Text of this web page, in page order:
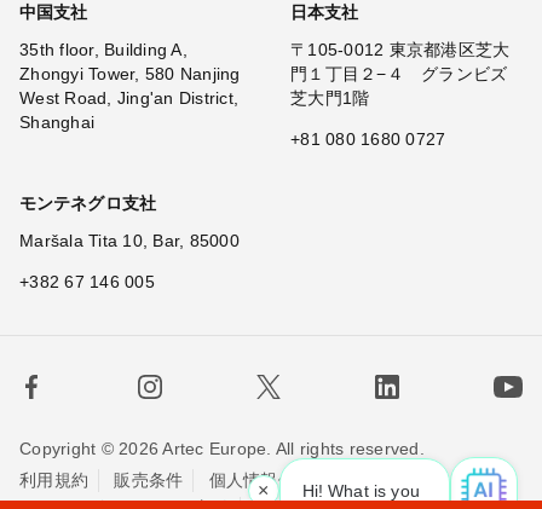
Hi! What is your request? 👀
×
中国支社
35th floor, Building A,
Zhongyi Tower, 580 Nanjing
West Road, Jing'an District,
Shanghai
日本支社
〒105-0012 東京都港区芝大
門１丁目２−４ グランビズ
芝大門1階
+81 080 1680 0727
モンテネグロ支社
Maršala Tita 10, Bar, 85000
+382 67 146 005
Copyright © 2026 Artec Europe. All rights reserved.
利用規約
販売条件
個人情報保護方針